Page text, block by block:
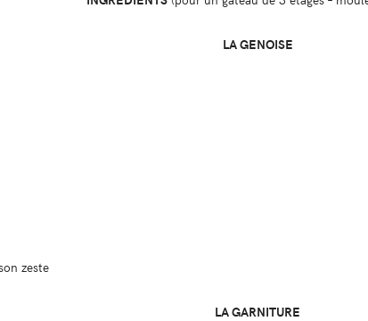
LA GENOISE
zeste
LA GARNITURE